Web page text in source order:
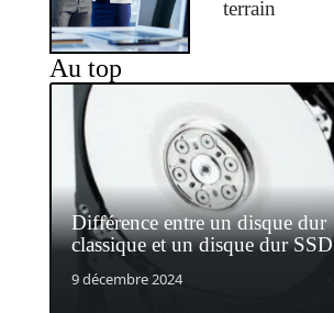
terrain
Au top
Différence entre un disque dur
classique et un disque dur SSD
9 décembre 2024